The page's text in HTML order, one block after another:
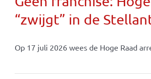
“zwijgt” in de
Op 17 juli 2026 wees de Hoge Raad